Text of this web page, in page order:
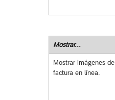
Mostrar...
Mostrar imágenes de
factura en línea.